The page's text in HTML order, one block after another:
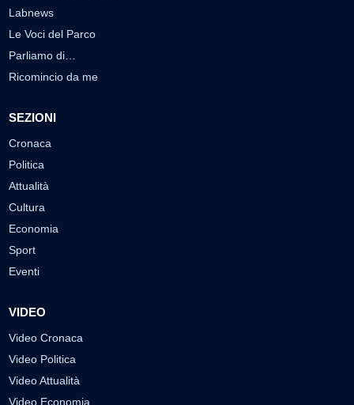
Labnews
Le Voci del Parco
Parliamo di…
Ricomincio da me
SEZIONI
Cronaca
Politica
Attualità
Cultura
Economia
Sport
Eventi
VIDEO
Video Cronaca
Video Politica
Video Attualità
Video Economia